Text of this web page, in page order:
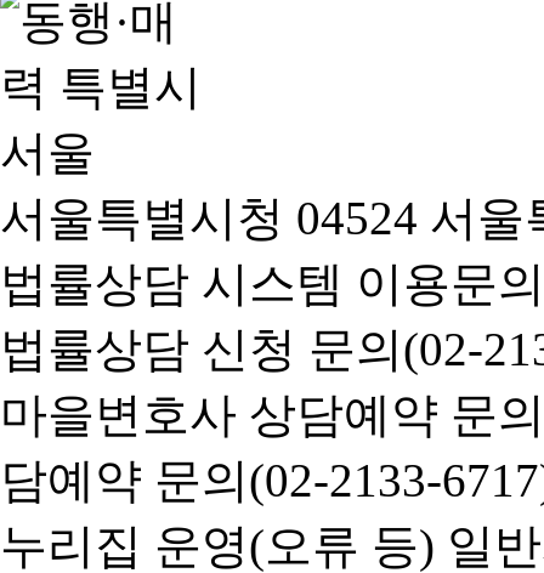
서울특별시청 04524 서
법률상담 시스템 이용문
법률상담 신청 문의(02-
마을변호사 상담예약 문
담예약 문의(02-2133-
누리집 운영(오류 등) 일